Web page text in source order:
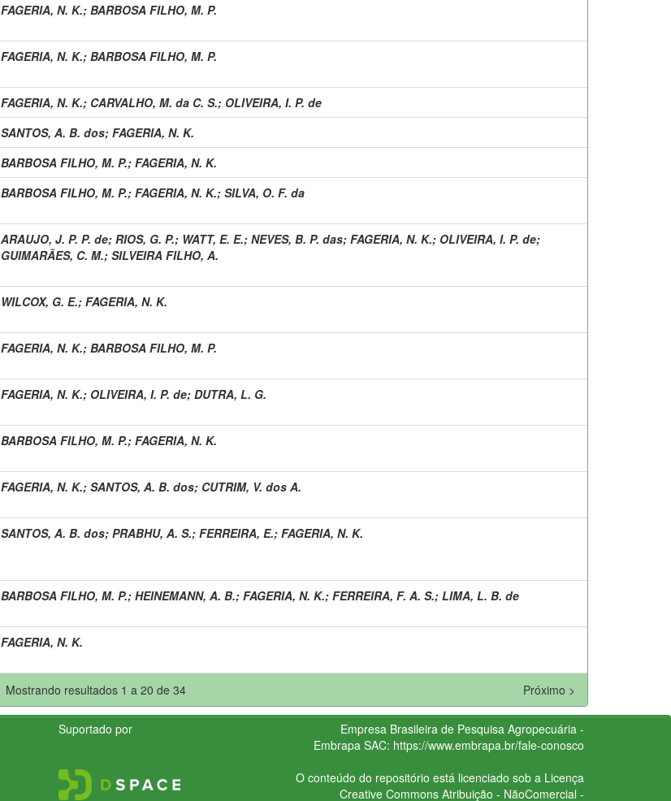
FAGERIA, N. K.; BARBOSA FILHO, M. P.
FAGERIA, N. K.; BARBOSA FILHO, M. P.
FAGERIA, N. K.; CARVALHO, M. da C. S.; OLIVEIRA, I. P. de
SANTOS, A. B. dos; FAGERIA, N. K.
BARBOSA FILHO, M. P.; FAGERIA, N. K.
BARBOSA FILHO, M. P.; FAGERIA, N. K.; SILVA, O. F. da
ARAUJO, J. P. P. de; RIOS, G. P.; WATT, E. E.; NEVES, B. P. das; FAGERIA, N. K.; OLIVEIRA, I. P. de;
GUIMARÃES, C. M.; SILVEIRA FILHO, A.
WILCOX, G. E.; FAGERIA, N. K.
FAGERIA, N. K.; BARBOSA FILHO, M. P.
FAGERIA, N. K.; OLIVEIRA, I. P. de; DUTRA, L. G.
BARBOSA FILHO, M. P.; FAGERIA, N. K.
FAGERIA, N. K.; SANTOS, A. B. dos; CUTRIM, V. dos A.
SANTOS, A. B. dos; PRABHU, A. S.; FERREIRA, E.; FAGERIA, N. K.
BARBOSA FILHO, M. P.; HEINEMANN, A. B.; FAGERIA, N. K.; FERREIRA, F. A. S.; LIMA, L. B. de
FAGERIA, N. K.
Mostrando resultados 1 a 20 de 34 Próximo >
Suportado por
Empresa Brasileira de Pesquisa Agropecuária -
Embrapa SAC: https://www.embrapa.br/fale-conosco
O conteúdo do repositório está licenciado sob a Licença
Creative CommonsAtribuição - NãoComercial -